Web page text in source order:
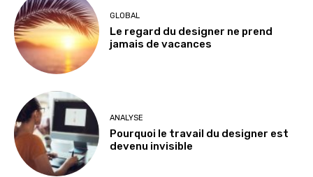
GLOBAL
Le regard du designer ne prend
jamais de vacances
ANALYSE
Pourquoi le travail du designer est
devenu invisible